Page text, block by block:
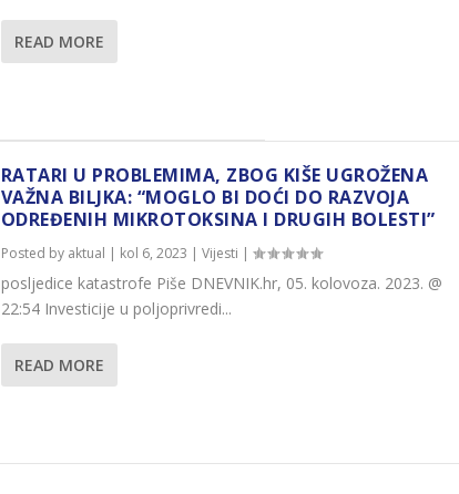
READ MORE
RATARI U PROBLEMIMA, ZBOG KIŠE UGROŽENA
VAŽNA BILJKA: “MOGLO BI DOĆI DO RAZVOJA
ODREĐENIH MIKROTOKSINA I DRUGIH BOLESTI”
Posted by aktual | kol 6, 2023 | Vijesti |
posljedice katastrofe Piše DNEVNIK.hr, 05. kolovoza. 2023. @
22:54 Investicije u poljoprivredi...
READ MORE